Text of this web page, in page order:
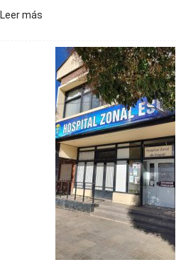
Leer más
nueva
edición
Peña
Folclórica
Municipal
por
Día
Folclore